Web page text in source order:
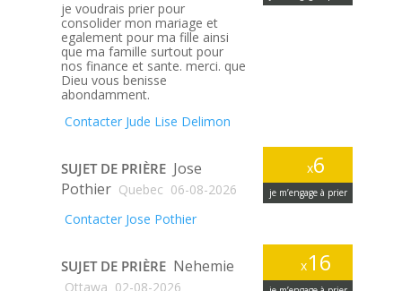
je voudrais prier pour
consolider mon mariage et
egalement pour ma fille ainsi
que ma famille surtout pour
nos finance et sante. merci. que
Dieu vous benisse
abondamment.
Contacter Jude Lise Delimon
x6
je m’engage à prier
SUJET DE PRIÈRE Jose
Pothier Quebec 06-08-2026
Contacter Jose Pothier
x16
SUJET DE PRIÈRE Nehemie
Ottawa 02-08-2026